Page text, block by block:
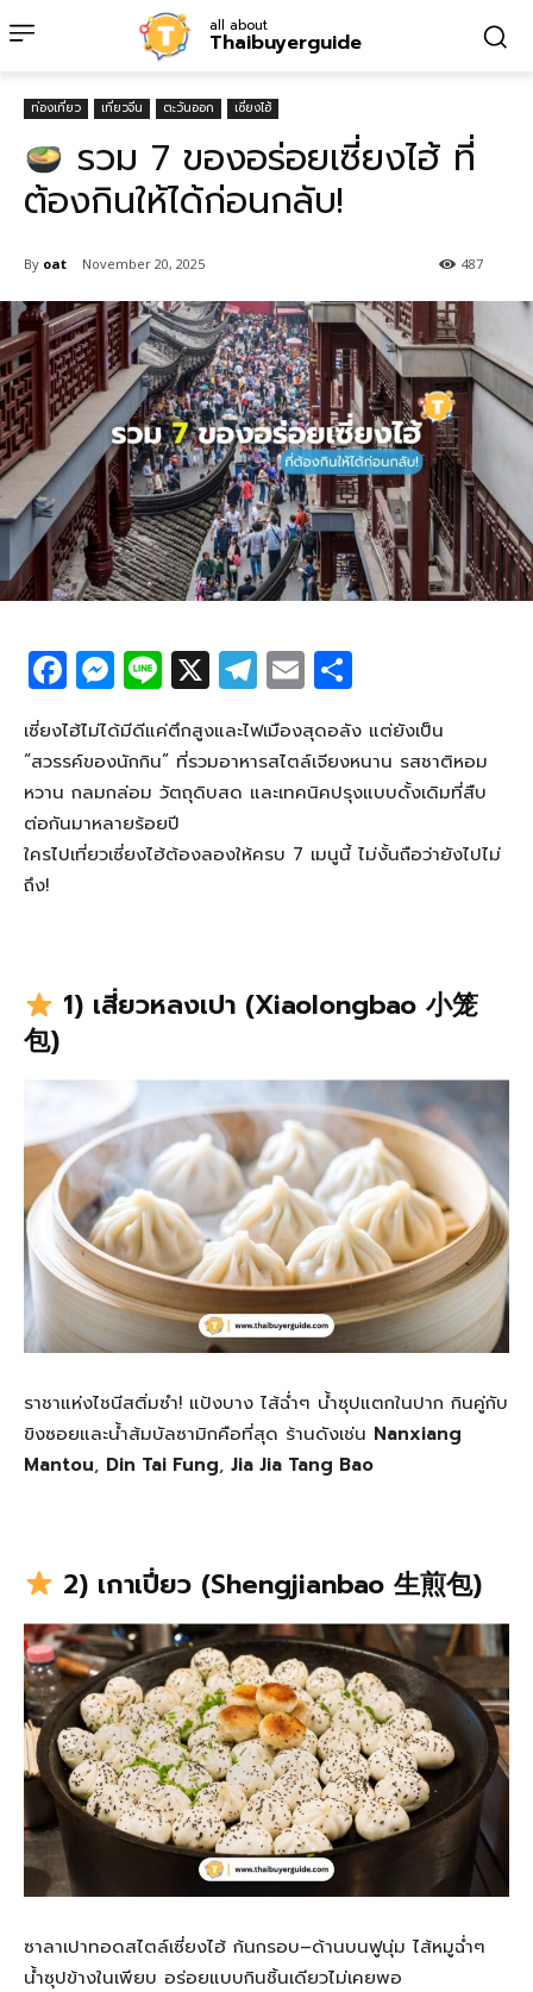
all about
Thaibuyerguide
ท่องเที่ยว เที่ยวจีน ตะวันออก เซี่ยงไฮ้
รวม 7 ของอร่อยเซี่ยงไฮ้ ที่
ต้องกินให้ได้ก่อนกลับ!
By oat November 20, 2025 487
F
a
c
e
b
o
M
e
ss
e
n
g
Li
n
e
X T
el
e
g
m
E
m
ailar
e
เซี่ยงไฮ้ไม่ได้มีดีแค่ตึกสูงและไฟเมืองสุดอลัง แต่ยังเป็น
“สวรรค์ของนักกิน” ที่รวมอาหารสไตล์เจียงหนาน รสชาติหอม
หวาน กลมกล่อม วัตถุดิบสด และเทคนิคปรุงแบบดั้งเดิมที่สืบ
ต่อกันมาหลายร้อยปี
ใครไปเที่ยวเซี่ยงไฮ้ต้องลองให้ครบ 7 เมนูนี้ ไม่งั้นถือว่ายังไปไม่
ถึง!
1) เสี่ยวหลงเปา (Xiaolongbao 小笼
包)
ราชาแห่งไชนีสติ่มซำ! แป้งบาง ไส้ฉ่ำๆ น้ำซุปแตกในปาก กินคู่กับ
ขิงซอยและน้ำส้มบัลซามิกคือที่สุด ร้านดังเช่น Nanxiang
Mantou, Din Tai Fung, Jia Jia Tang Bao
2) เกาเปี่ยว (Shengjianbao 生煎包)
ซาลาเปาทอดสไตล์เซี่ยงไฮ้ ก้นกรอบ–ด้านบนฟูนุ่ม ไส้หมูฉ่ำๆ
น้ำซุปข้างในเพียบ อร่อยแบบกินชิ้นเดียวไม่เคยพอ